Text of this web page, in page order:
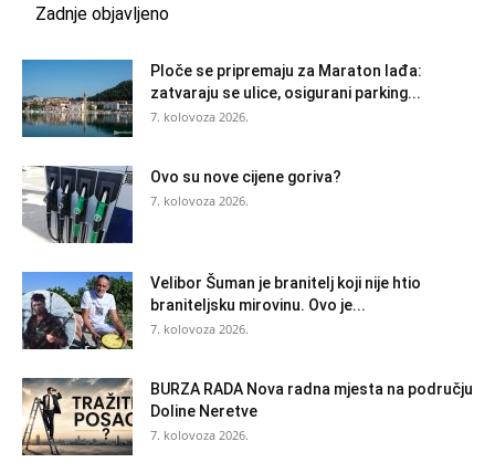
Zadnje objavljeno
Ploče se pripremaju za Maraton lađa:
zatvaraju se ulice, osigurani parking...
7. kolovoza 2026.
Ovo su nove cijene goriva?
7. kolovoza 2026.
Velibor Šuman je branitelj koji nije htio
braniteljsku mirovinu. Ovo je...
7. kolovoza 2026.
BURZA RADA Nova radna mjesta na području
Doline Neretve
7. kolovoza 2026.